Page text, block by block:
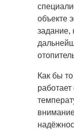
объекте
задание,
Как бы